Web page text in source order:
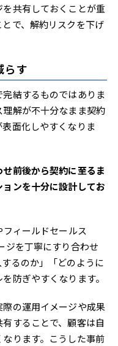
共有しておくことが重
で、解約リスクを下げ
らす
結するものではありま
解が不十分なまま契約
面化しやすくなりま
せ前後から契約に至るま
ンを十分に設計してお
ィールドセールス
ジを丁寧にすり合わせ
るのか」「どのように
防ぎやすくなります。
の運用イメージや成果
することで、顧客は自
ります。こうした事前